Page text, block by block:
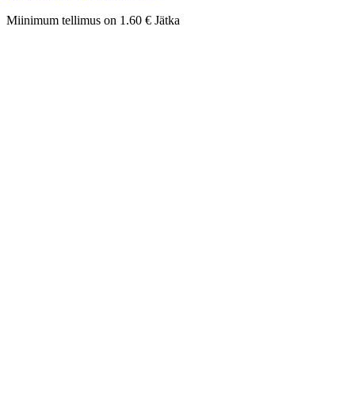
Miinimum tellimus on 1.60 € Jätka